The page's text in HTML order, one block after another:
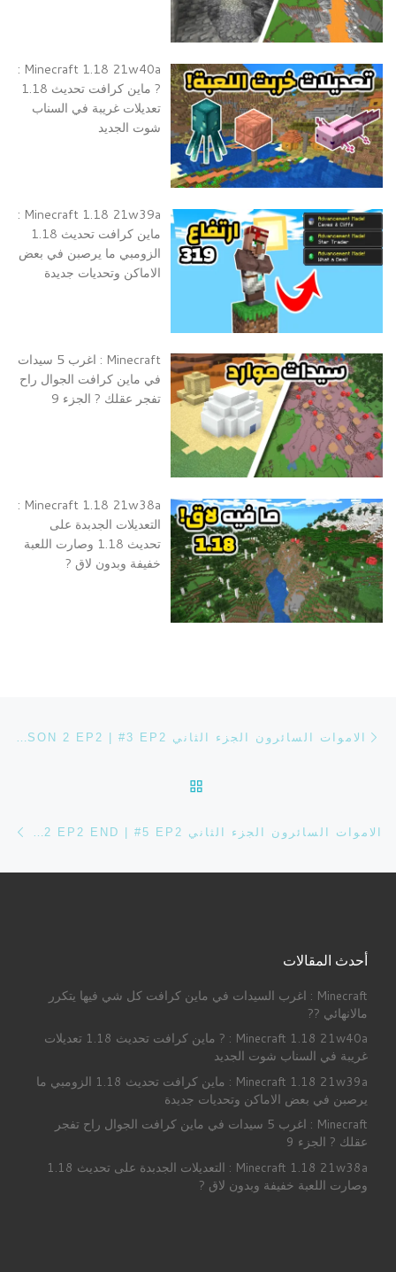
Minecraft 1.18 21w40a :
? ماين كرافت تحديث 1.18
تعديلات غريبة في السناب
شوت الجديد
Minecraft 1.18 21w39a :
ماين كرافت تحديث 1.18
الزومبي ما يرصبن في بعض
الاماكن وتحديات جديدة
Minecraft : اغرب 5 سيدات
في ماين كرافت الجوال راح
تفجر عقلك ? الجزء 9
Minecraft 1.18 21w38a :
التعديلات الجدبدة على
تحديث 1.18 وصارت اللعبة
خفيفة وبدون لاق ?
تصفح التدوينة
BACK TO POST LIST
أحدث المقالات
Minecraft : اغرب السيدات في ماين كرافت كل شي فيها يتكرر
مالانهائي ??
Minecraft 1.18 21w40a : ? ماين كرافت تحديث 1.18 تعديلات
غريبة في السناب شوت الجديد
Minecraft 1.18 21w39a : ماين كرافت تحديث 1.18 الزومبي ما
يرصبن في بعض الاماكن وتحديات جديدة
Minecraft : اغرب 5 سيدات في ماين كرافت الجوال راح تفجر
عقلك ? الجزء 9
Minecraft 1.18 21w38a : التعديلات الجدبدة على تحديث 1.18
وصارت اللعبة خفيفة وبدون لاق ?